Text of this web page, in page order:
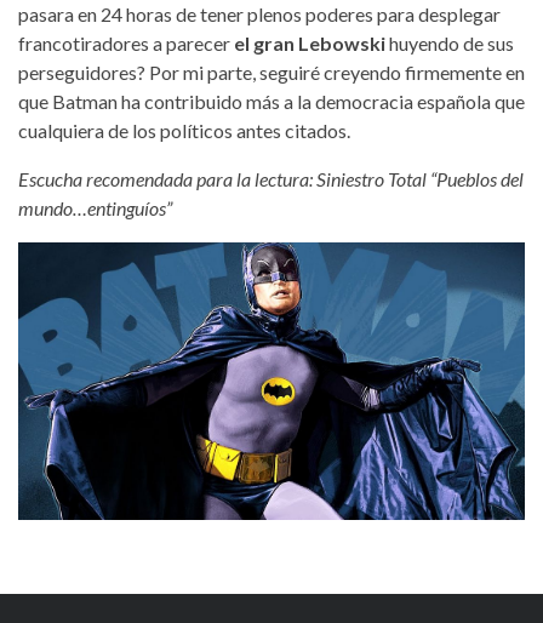
pasara en 24 horas de tener plenos poderes para desplegar
francotiradores a parecer el gran Lebowskihuyendo de sus
perseguidores? Por mi parte, seguiré creyendo firmemente en
que Batman ha contribuido más a la democracia española que
cualquiera de los políticos antes citados.
Escucha recomendada para la lectura: Siniestro Total “Pueblos del
mundo…entinguíos”